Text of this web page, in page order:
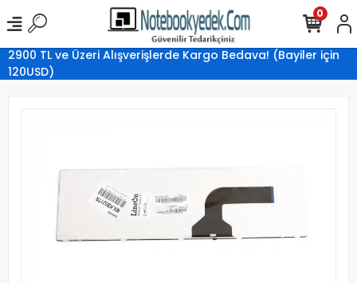
2900 TL ve Üzeri Alışverişlerde Kargo Bedava! (Bayiler için
120USD)
0